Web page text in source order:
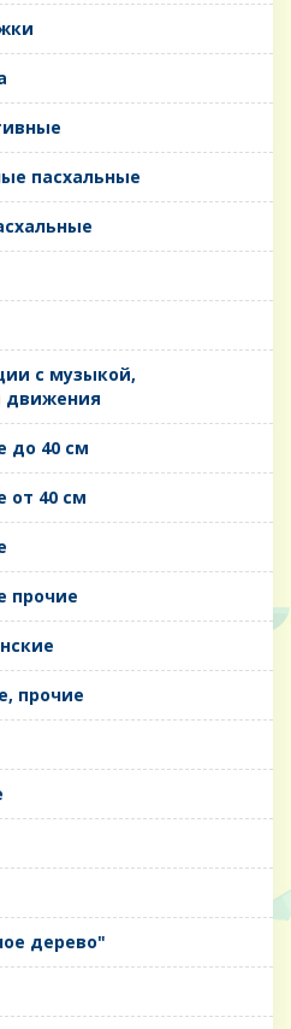
пасхальные
с музыкой,
движения
до 40 см
от 40 см
прочие
прочие
дерево"